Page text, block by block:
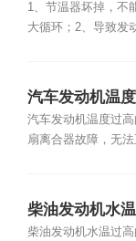
1、节温器坏掉，不
大循环；2、导致发
汽车发动机温
汽车发动机温度过
扇离合器故障，无
柴油发动机水
柴油发动机水温过